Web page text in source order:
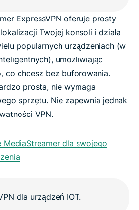
ExpressVPN oferuje prosty
Twojej konsoli i działa
popularnych urządzeniach (w
umożliwiając
co chcesz bez buforowania.
prosta, nie wymaga
sprzętu. Nie zapewnia jednak
VPN.
MediaStreamer dla swojego